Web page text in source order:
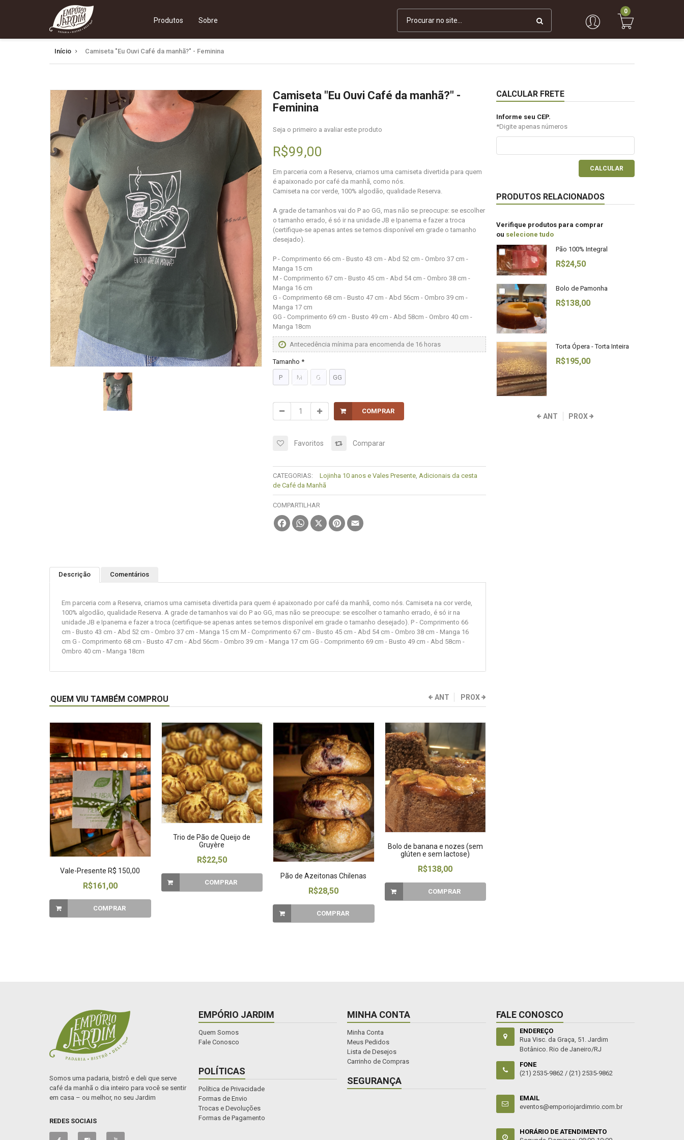
Produtos Sobre
0
Início Camiseta "Eu Ouvi Café da manhã?" - Feminina
Camiseta "Eu Ouvi Café da manhã?" -
Feminina
Seja o primeiro a avaliar este produto
R$99,00
Em parceria com a Reserva, criamos uma camiseta divertida para quem
é apaixonado por café da manhã, como nós.
Camiseta na cor verde, 100% algodão, qualidade Reserva.
A grade de tamanhos vai do P ao GG, mas não se preocupe: se escolher
o tamanho errado, é só ir na unidade JB e Ipanema e fazer a troca
(certifique-se apenas antes se temos disponível em grade o tamanho
desejado).
P - Comprimento 66 cm - Busto 43 cm - Abd 52 cm - Ombro 37 cm -
Manga 15 cm
M - Comprimento 67 cm - Busto 45 cm - Abd 54 cm - Ombro 38 cm -
Manga 16 cm
G - Comprimento 68 cm - Busto 47 cm - Abd 56cm - Ombro 39 cm -
Manga 17 cm
GG - Comprimento 69 cm - Busto 49 cm - Abd 58cm - Ombro 40 cm -
Manga 18cm
Antecedência mínima para encomenda de 16 horas
Tamanho *
P M G GG
COMPRAR
Favoritos Comparar
CATEGORIAS: Lojinha 10 anos e Vales Presente, Adicionais da cesta
de Café da Manhã
COMPARTILHAR
FacebookWhatsApp
X PinterestEmail
Descrição Comentários
Em parceria com a Reserva, criamos uma camiseta divertida para quem é apaixonado por café da manhã, como nós. Camiseta na cor verde,
100% algodão, qualidade Reserva. A grade de tamanhos vai do P ao GG, mas não se preocupe: se escolher o tamanho errado, é só ir na
unidade JB e Ipanema e fazer a troca (certifique-se apenas antes se temos disponível em grade o tamanho desejado). P - Comprimento 66
cm - Busto 43 cm - Abd 52 cm - Ombro 37 cm - Manga 15 cm M - Comprimento 67 cm - Busto 45 cm - Abd 54 cm - Ombro 38 cm - Manga 16
cm G - Comprimento 68 cm - Busto 47 cm - Abd 56cm - Ombro 39 cm - Manga 17 cm GG - Comprimento 69 cm - Busto 49 cm - Abd 58cm -
Ombro 40 cm - Manga 18cm
QUEM VIU TAMBÉM COMPROU
Vale-Presente R$ 150,00
R$161,00
COMPRAR
Trio de Pão de Queijo de
Gruyère
R$22,50
COMPRAR
Pão de Azeitonas Chilenas
R$28,50
COMPRAR
Bolo de banana e nozes (sem
glúten e sem lactose)
R$138,00
COMPRAR
ANT PROX
CALCULAR FRETE
Informe seu CEP.
*Digite apenas números
CALCULAR
PRODUTOS RELACIONADOS
Verifique produtos para comprar
ou selecione tudo
Pão 100% Integral
R$24,50
Bolo de Pamonha
R$138,00
Torta Ópera - Torta Inteira
R$195,00
ANT PROX
Somos uma padaria, bistrô e deli que serve
café da manhã o dia inteiro para você se sentir
em casa – ou melhor, no seu Jardim
REDES SOCIAIS
EMPÓRIO JARDIM
Quem Somos
Fale Conosco
POLÍTICAS
Política de Privacidade
Formas de Envio
Trocas e Devoluções
Formas de Pagamento
MINHA CONTA
Minha Conta
Meus Pedidos
Lista de Desejos
Carrinho de Compras
SEGURANÇA
FALE CONOSCO
ENDEREÇO
Rua Visc. da Graça, 51. Jardim
Botânico. Rio de Janeiro/RJ
FONE
(21) 2535-9862 / (21) 2535-9862
EMAIL
eventos@emporiojardimrio.com.br
HORÁRIO DE ATENDIMENTO